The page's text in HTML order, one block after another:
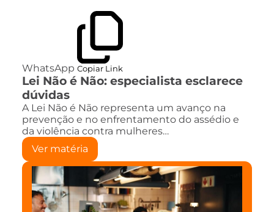
WhatsApp Copiar Link
Lei Não é Não: especialista esclarece
dúvidas
A Lei Não é Não representa um avanço na
prevenção e no enfrentamento do assédio e
da violência contra mulheres…
Ver matéria